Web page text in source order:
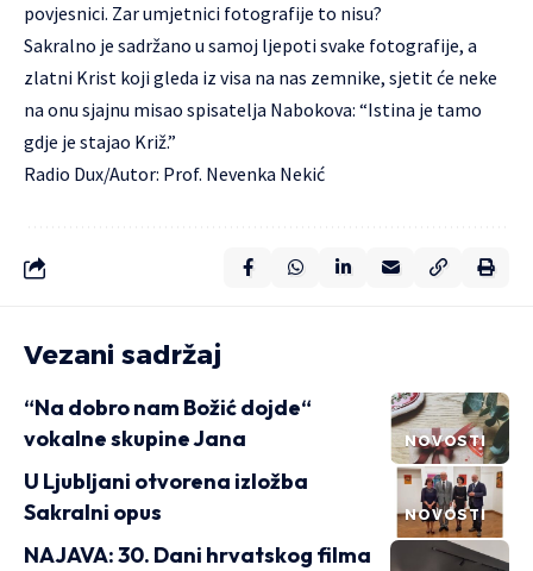
povjesnici. Zar umjetnici fotografije to nisu?
Sakralno je sadržano u samoj ljepoti svake fotografije, a
zlatni Krist koji gleda iz visa na nas zemnike, sjetit će neke
na onu sjajnu misao spisatelja Nabokova: “Istina je tamo
gdje je stajao Križ.”
Radio Dux/Autor: Prof. Nevenka Nekić
Vezani sadržaj
NOVOSTI
“Na dobro nam Božić dojde“
vokalne skupine Jana
NOVOSTI
U Ljubljani otvorena izložba
Sakralni opus
NAJAVA: 30. Dani hrvatskog filma